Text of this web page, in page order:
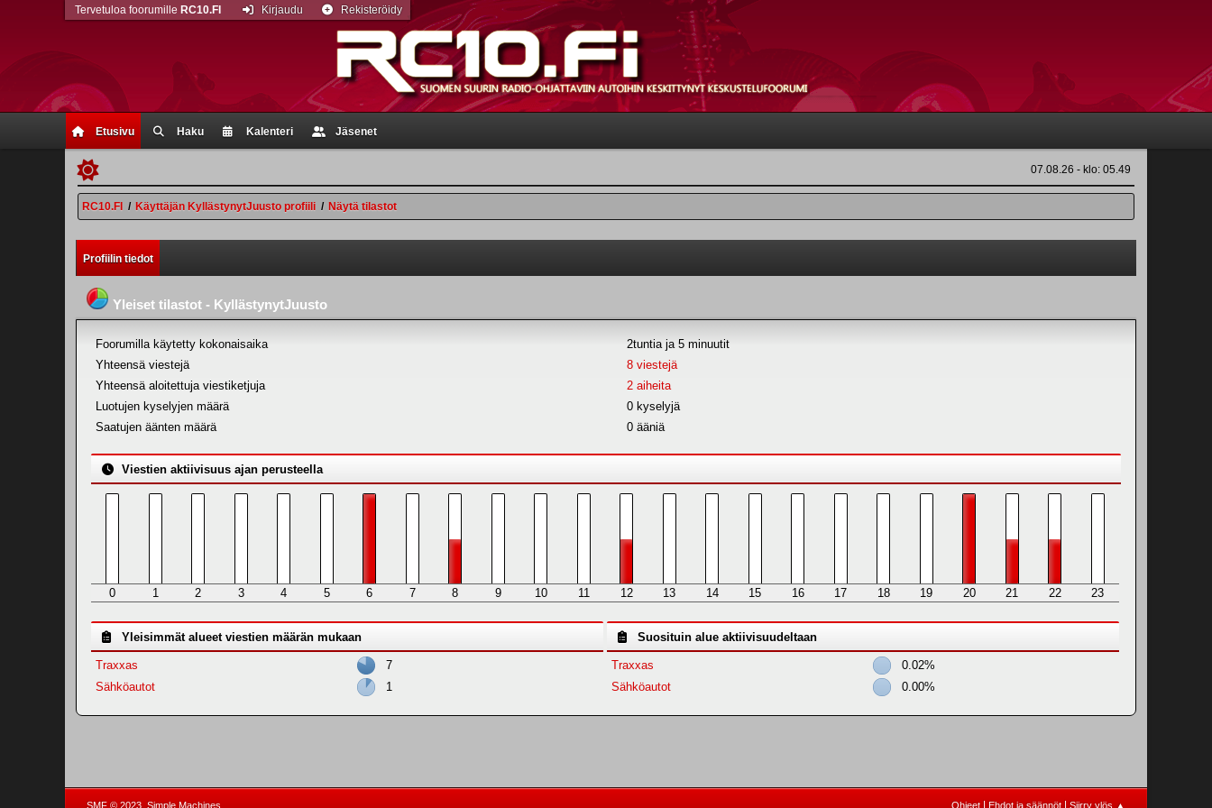
Etusivu Haku Kalenteri Jäsenet
Tervetuloa foorumille RC10.FI Kirjaudu Rekisteröidy
07.08.26 - klo: 05.49
RC10.FI / Käyttäjän KyllästynytJuusto profiili / Näytä tilastot
Profiilin tiedot
Yleiset tilastot - KyllästynytJuusto
Foorumilla käytetty kokonaisaika
2tuntia ja 5 minuutit
Yhteensä viestejä
8 viestejä
Yhteensä aloitettuja viestiketjuja
2 aiheita
Luotujen kyselyjen määrä
0 kyselyjä
Saatujen äänten määrä
0 ääniä
Viestien aktiivisuus ajan perusteella
0 1 2 3 4 5 6 7 8 9 10 11 12 13 14 15 16 17 18 19 20 21 22 23
Yleisimmät alueet viestien määrän mukaan
Traxxas
7
Sähköautot
1
Suosituin alue aktiivisuudeltaan
Traxxas
0.02%
Sähköautot
0.00%
Ohjeet Ehdot ja säännöt Siirry ylös ▲
SMF © 2023 Simple Machines